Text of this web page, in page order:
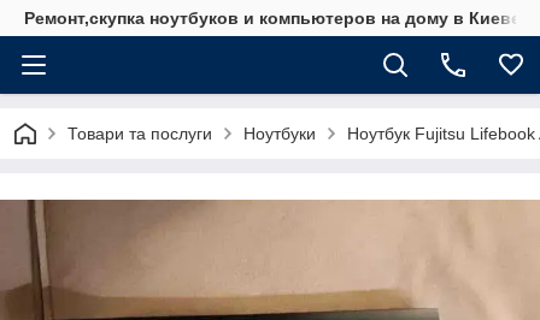
Ремонт,скупка ноутбуков и компьютеров на дому в Киеве
Товари та послуги Ноутбуки Ноутбук Fujitsu